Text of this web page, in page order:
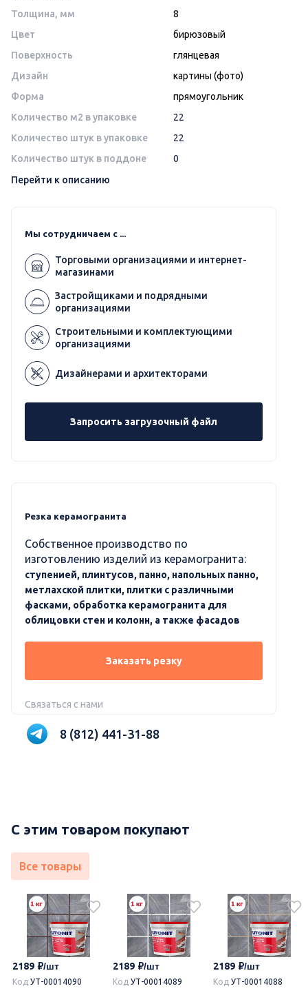
Толщина, мм
8
Цвет
бирюзовый
Поверхность
глянцевая
Дизайн
картины (фото)
Форма
прямоугольник
Количество м2 в упаковке
22
Количество штук в упаковке
22
Количество штук в поддоне
0
Перейти к описанию
Мы сотрудничаем с ...
Торговыми организациями и интернет-
магазинами
Застройщиками и подрядными
организациями
Строительными и комплектующими
организациями
Дизайнерами и архитекторами
Запросить загрузочный файл
Резка керамогранита
Собственное производство по
изготовлению изделий из керамогранита:
ступенией, плинтусов, панно, напольных панно,
метлахской плитки, плитки с различными
фасками, обработка керамогранита для
облицовки стен и колонн, а также фасадов
Заказать резку
Связаться с нами
8 (812) 441-31-88
С этим товаром покупают
Все товары
2189
Код УТ-00014090
2189
Код УТ-00014089
2189
Код УТ-00014088